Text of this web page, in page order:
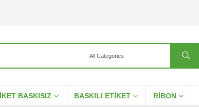
BASKISIZ BASKILI ETIKET RIBON